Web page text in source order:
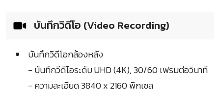
บันทึกวิดีโอ (Video Recording)
บันทึกวิดีโอกล้องหลัง
- บันทึกวีดีโอระดับ UHD (4K), 30/60 เฟรมต่อวินาที
- ความละเอียด 3840 x 2160 พิกเซล